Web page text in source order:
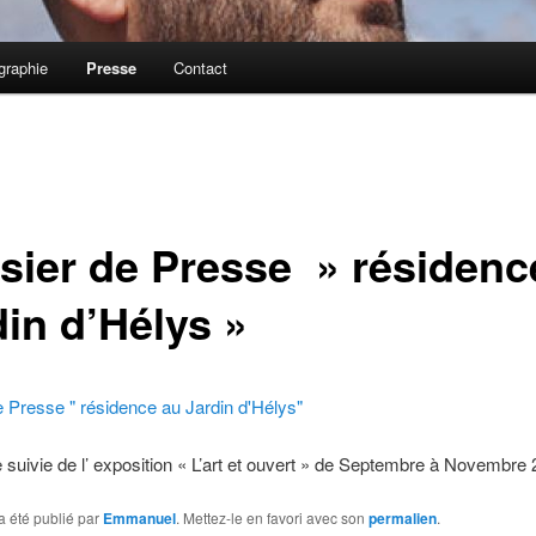
Presse Contact
de Presse »
d’Hélys »
Presse " résidence au Jardin d'Hélys"
de l’ exposition « L’art et ouvert » de Septembre à Novembre
été publié par Emmanuel. Mettez-le en favori avec son permalien.